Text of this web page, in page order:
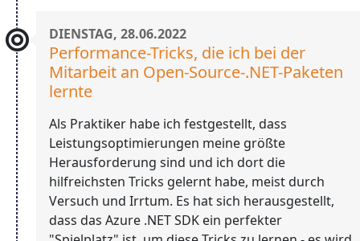
DIENSTAG, 28.06.2022
Performance-Tricks, die ich bei der
Mitarbeit an Open-Source-.NET-Paketen
lernte
Als Praktiker habe ich festgestellt, dass
Leistungsoptimierungen meine größte
Herausforderung sind und ich dort die
hilfreichsten Tricks gelernt habe, meist durch
Versuch und Irrtum. Es hat sich herausgestellt,
dass das Azure .NET SDK ein perfekter